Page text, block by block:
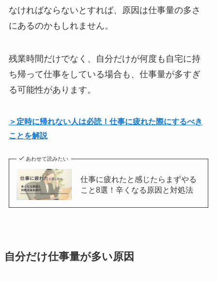
なければならないとすれば、原因は仕事量の多さ
にあるのかもしれません。
残業時間だけでなく、自分だけが何度も自宅に持
ち帰って仕事をしている場合も、仕事量が多すぎ
る可能性があります。
＞定時に帰れない人は必読！仕事に疲れた際にするべき
ことを解説
あわせて読みたい
仕事に疲れたと感じたらまずやる
こと8選！辛くなる原因と対処法
自分だけ仕事量が多い原因